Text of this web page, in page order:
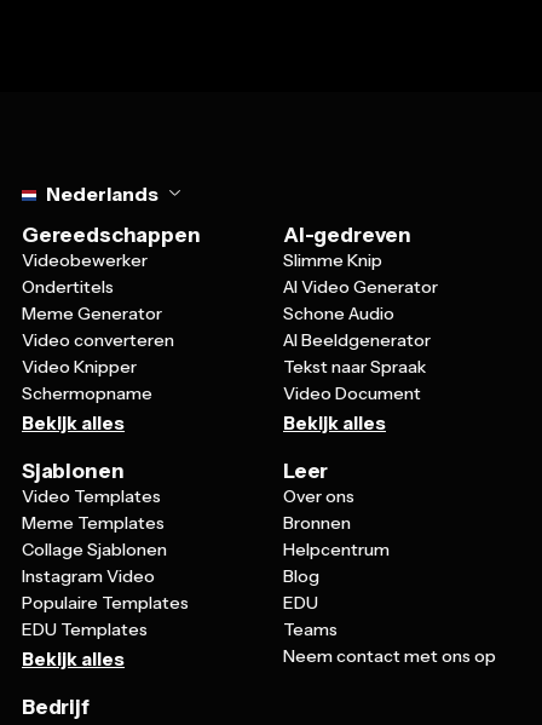
Nederlands
Gereedschappen
Videobewerker
Ondertitels
Meme Generator
Video converteren
Video Knipper
Schermopname
Bekijk alles
AI-gedreven
Slimme Knip
AI Video Generator
Schone Audio
AI Beeldgenerator
Tekst naar Spraak
Video Document
Bekijk alles
Sjablonen
Video Templates
Meme Templates
Collage Sjablonen
Instagram Video
Populaire Templates
EDU Templates
Bekijk alles
Leer
Over ons
Bronnen
Helpcentrum
Blog
EDU
Teams
Neem contact met ons op
Bedrijf